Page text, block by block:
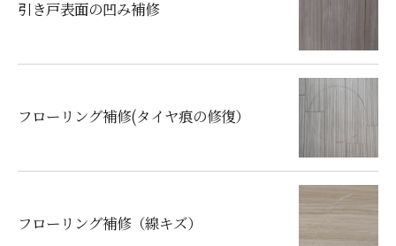
引き戸表面の凹み補修
フローリング補修(タイヤ痕の修復）
フローリング補修（線キズ）